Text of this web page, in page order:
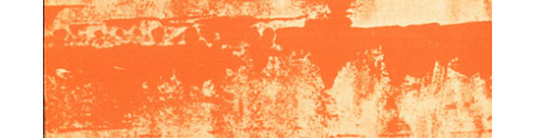
AUTORES DESTACADOS